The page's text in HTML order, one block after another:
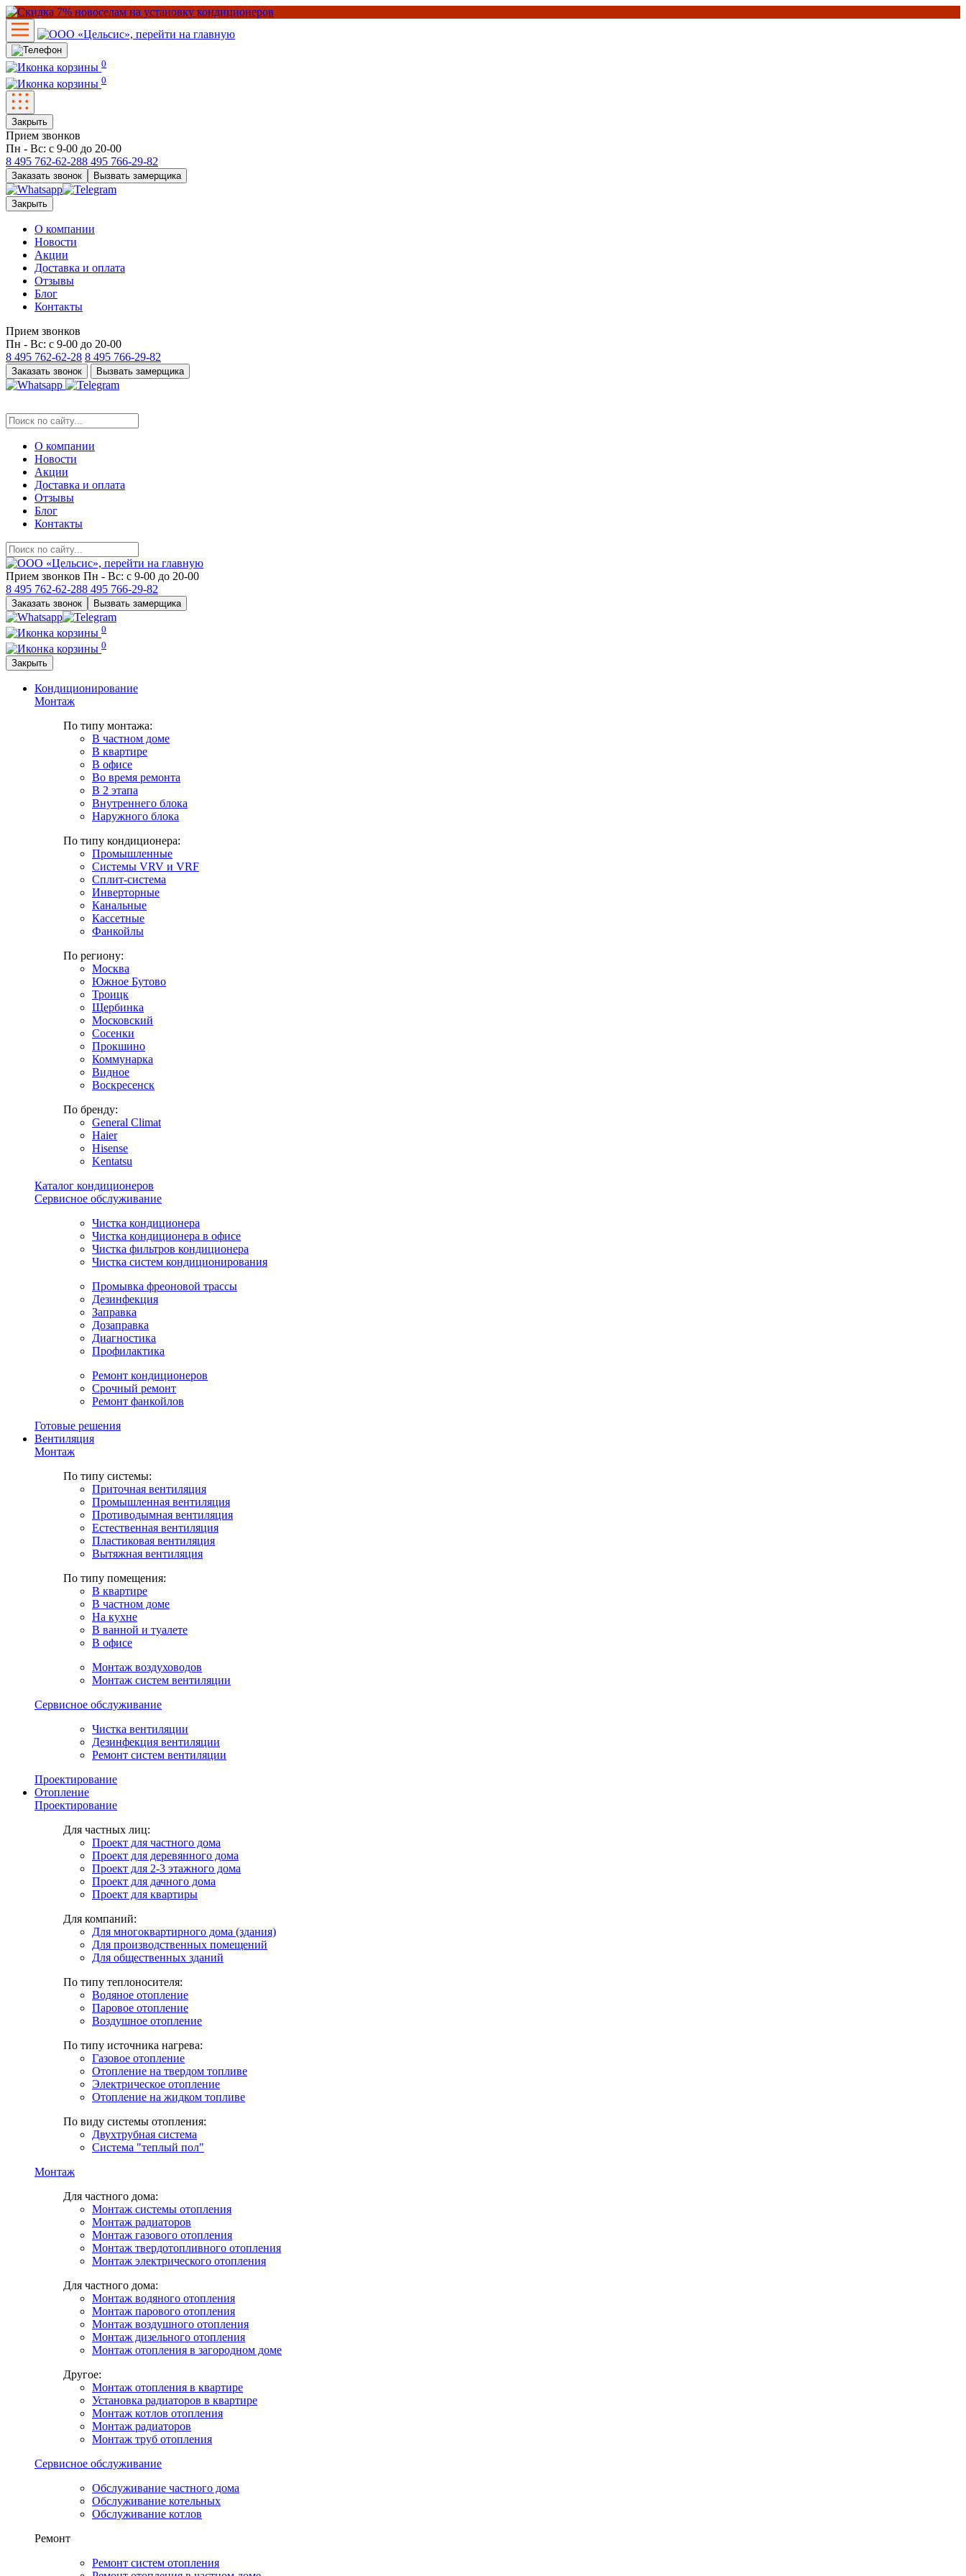
0
0
Закрыть
Прием звонков
Пн - Вс: с 9-00 до 20-00
8 495 762-62-288 495 766-29-82
Заказать звонок Вызвать замерщика
Закрыть
О компании
Новости
Акции
Доставка и оплата
Отзывы
Блог
Контакты
Прием звонков
Пн - Вс: с 9-00 до 20-00
8 495 762-62-28 8 495 766-29-82
Заказать звонок Вызвать замерщика
О компании
Новости
Акции
Доставка и оплата
Отзывы
Блог
Контакты
Прием звонков Пн - Вс: с 9-00 до 20-00
8 495 762-62-288 495 766-29-82
Заказать звонок Вызвать замерщика
0
0
Закрыть
Кондиционирование
Монтаж
По типу монтажа:
В частном доме
В квартире
В офисе
Во время ремонта
В 2 этапа
Внутреннего блока
Наружного блока
По типу кондиционера:
Промышленные
Системы VRV и VRF
Сплит-система
Инверторные
Канальные
Кассетные
Фанкойлы
По региону:
Москва
Южное Бутово
Троицк
Щербинка
Московский
Сосенки
Прокшино
Коммунарка
Видное
Воскресенск
По бренду:
General Climat
Haier
Hisense
Kentatsu
Каталог кондиционеров
Сервисное обслуживание
Чистка кондиционера
Чистка кондиционера в офисе
Чистка фильтров кондиционера
Чистка систем кондиционирования
Промывка фреоновой трассы
Дезинфекция
Заправка
Дозаправка
Диагностика
Профилактика
Ремонт кондиционеров
Срочный ремонт
Ремонт фанкойлов
Готовые решения
Вентиляция
Монтаж
По типу системы:
Приточная вентиляция
Промышленная вентиляция
Противодымная вентиляция
Естественная вентиляция
Пластиковая вентиляция
Вытяжная вентиляция
По типу помещения:
В квартире
В частном доме
На кухне
В ванной и туалете
В офисе
Монтаж воздуховодов
Монтаж систем вентиляции
Сервисное обслуживание
Чистка вентиляции
Дезинфекция вентиляции
Ремонт систем вентиляции
Проектирование
Отопление
Проектирование
Для частных лиц:
Проект для частного дома
Проект для деревянного дома
Проект для 2-3 этажного дома
Проект для дачного дома
Проект для квартиры
Для компаний:
Для многоквартирного дома (здания)
Для производственных помещений
Для общественных зданий
По типу теплоносителя:
Водяное отопление
Паровое отопление
Воздушное отопление
По типу источника нагрева:
Газовое отопление
Отопление на твердом топливе
Электрическое отопление
Отопление на жидком топливе
По виду системы отопления:
Двухтрубная система
Система "теплый пол"
Монтаж
Для частного дома:
Монтаж системы отопления
Монтаж радиаторов
Монтаж газового отопления
Монтаж твердотопливного отопления
Монтаж электрического отопления
Для частного дома:
Монтаж водяного отопления
Монтаж парового отопления
Монтаж воздушного отопления
Монтаж дизельного отопления
Монтаж отопления в загородном доме
Другое:
Монтаж отопления в квартире
Установка радиаторов в квартире
Монтаж котлов отопления
Монтаж радиаторов
Монтаж труб отопления
Сервисное обслуживание
Обслуживание частного дома
Обслуживание котельных
Обслуживание котлов
Ремонт
Ремонт систем отопления